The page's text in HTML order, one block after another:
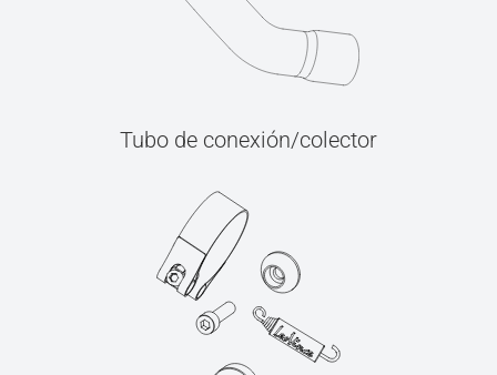
Tubo de conexión/colector